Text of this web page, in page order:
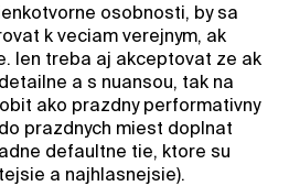
osobnosti, by sa
k veciam verejnym, ak
len treba aj akceptovat ze ak
a s nuansou, tak na
ako prazdny performativny
prazdnych miest doplnat
defaultne tie, ktore su
a najhlasnejsie).